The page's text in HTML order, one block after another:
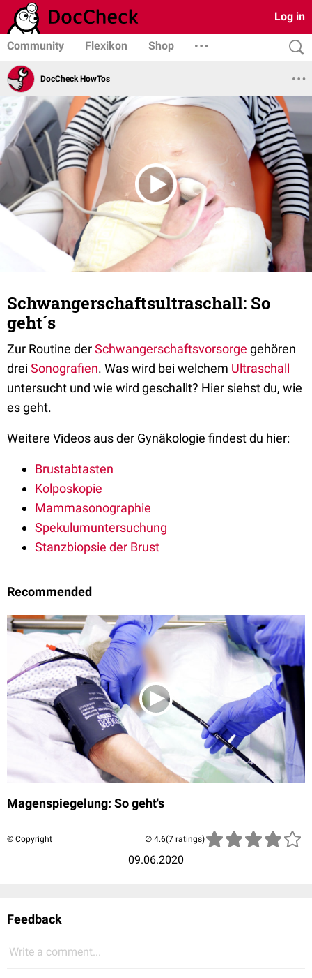
Log in
Community Flexikon Shop
DocCheck HowTos
Schwangerschaftsultraschall: So
geht´s
Zur Routine derSchwangerschaftsvorsorge gehören
drei Sonografien. Was wird bei welchem Ultraschall
untersucht und wie wird geschallt? Hier siehst du, wie
es geht.
Weitere Videos aus der Gynäkologie findest du hier:
Brustabtasten
Kolposkopie
Mammasonographie
Spekulumuntersuchung
Stanzbiopsie der Brust
Recommended
Magenspiegelung: So geht's
© Copyright
09.06.2020
(7 ratings)
Feedback
Write a comment...